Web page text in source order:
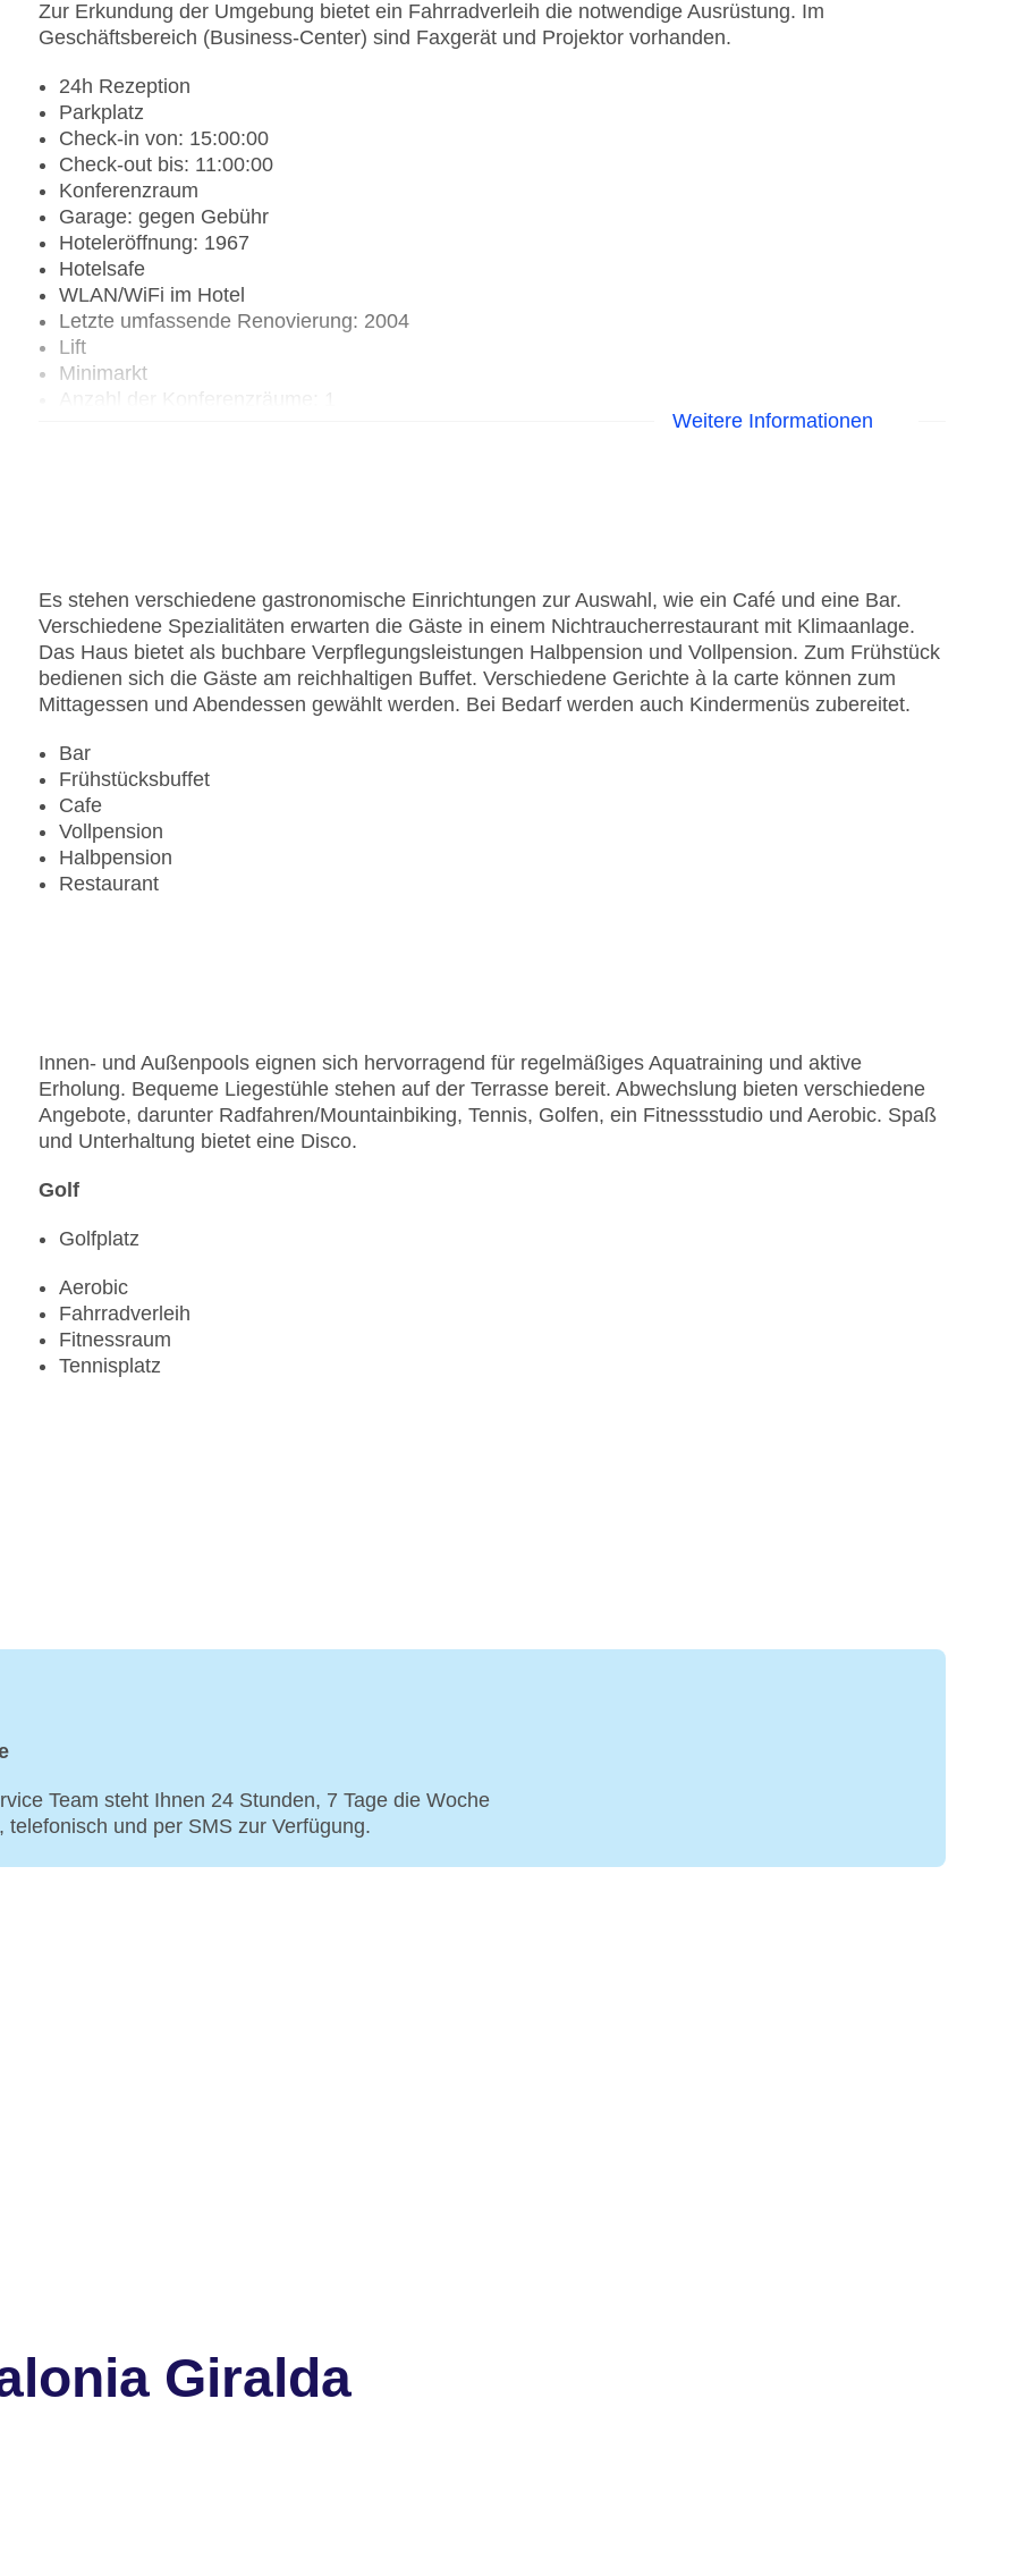
Zur Erkundung der Umgebung bietet ein Fahrradverleih die notwendige Ausrüstung. Im
Geschäftsbereich (Business-Center) sind Faxgerät und Projektor vorhanden.
24h Rezeption
Parkplatz
Check-in von: 15:00:00
Check-out bis: 11:00:00
Konferenzraum
Garage: gegen Gebühr
Hoteleröffnung: 1967
Hotelsafe
WLAN/WiFi im Hotel
Letzte umfassende Renovierung: 2004
Lift
Minimarkt
Anzahl der Konferenzräume: 1
Zahlungsarten: American Express, Diners Club, Mastercard, Visa
Landeskategorie: 4 Sterne
Weitere Informationen
Es stehen verschiedene gastronomische Einrichtungen zur Auswahl, wie ein Café und eine Bar.
Verschiedene Spezialitäten erwarten die Gäste in einem Nichtraucherrestaurant mit Klimaanlage.
Das Haus bietet als buchbare Verpflegungsleistungen Halbpension und Vollpension. Zum Frühstück
bedienen sich die Gäste am reichhaltigen Buffet. Verschiedene Gerichte à la carte können zum
Mittagessen und Abendessen gewählt werden. Bei Bedarf werden auch Kindermenüs zubereitet.
Bar
Frühstücksbuffet
Cafe
Vollpension
Halbpension
Restaurant
Innen- und Außenpools eignen sich hervorragend für regelmäßiges Aquatraining und aktive
Erholung. Bequeme Liegestühle stehen auf der Terrasse bereit. Abwechslung bieten verschiedene
Angebote, darunter Radfahren/Mountainbiking, Tennis, Golfen, ein Fitnessstudio und Aerobic. Spaß
und Unterhaltung bietet eine Disco.
Golf
Golfplatz
Aerobic
Fahrradverleih
Fitnessraum
Tennisplatz
Team steht Ihnen 24 Stunden, 7 Tage die Woche
und per SMS zur Verfügung.
Giralda